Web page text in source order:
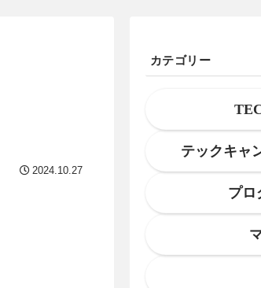
2024.10.27
カテゴリー
テックキャ
プロ